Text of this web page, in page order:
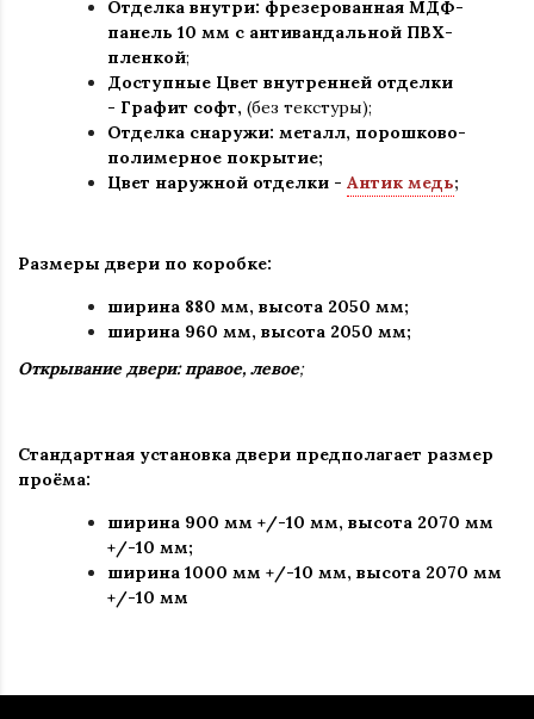
Отделка внутри: фрезерованная МДФ-
панель 10 мм с антивандальной ПВХ-
пленкой;
Доступные Цвет внутренней отделки
- Графит софт, (без текстуры);
Отделка снаружи: металл, порошково-
полимерное покрытие;
Цвет наружной отделки - Антик медь;
Размеры двери по коробке:
ширина 880 мм, высота 2050 мм;
ширина 960 мм, высота 2050 мм;
Открывание двери: правое, левое;
Стандартная установка двери предполагает размер
проёма:
ширина 900 мм +/-10 мм, высота 2070 мм
+/-10 мм;
ширина 1000 мм +/-10 мм, высота 2070 мм
+/-10 мм